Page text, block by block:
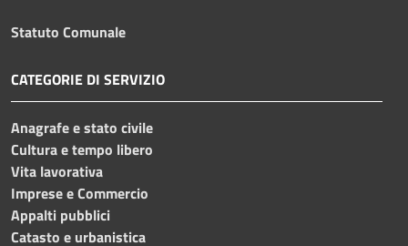
Statuto Comunale
CATEGORIE DI SERVIZIO
Anagrafe e stato civile
Cultura e tempo libero
Vita lavorativa
Imprese e Commercio
Appalti pubblici
Catasto e urbanistica